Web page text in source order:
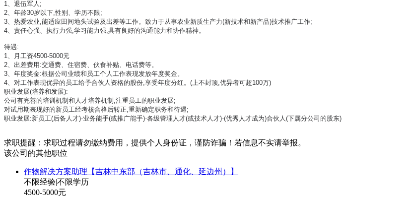
1、退伍军人;
2、年龄30岁以下,性别、学历不限;
3、热爱农业,能适应田间地头试验及出差等工作。致力于从事农业新质生产力(新技术和新产品)技术推广工作;
4、责任心强、执行力强,学习能力强,具有良好的沟通能力和协作精神。
待遇:
1、月工资4500-5000元
2、出差费用:交通费、住宿费、伙食补贴、电话费等。
3、年度奖金:根据公司业绩和员工个人工作表现发放年度奖金。
4、对工作表现优异的员工给予合伙人资格的股份,享受年度分红。(上不封顶,优异者可超100万)
职业发展(培养和发展):
公司有完善的培训机制和人才培养机制,注重员工的职业发展;
对试用期表现好的新员工经考核合格后转正,重新确定职务和待遇;
职业发展:新员工(后备人才)-业务能手(或推广能手)-各级管理人才(或技术人才)-(优秀人才成为)合伙人(下属分公司的股东)
求职提醒：求职过程请勿缴纳费用，提供个人身份证，谨防诈骗！若信息不实请举报。
该公司的其他职位
作物解决方案助理【吉林中东部（吉林市、通化、延边州）】
不限经验|不限学历
4500-5000元